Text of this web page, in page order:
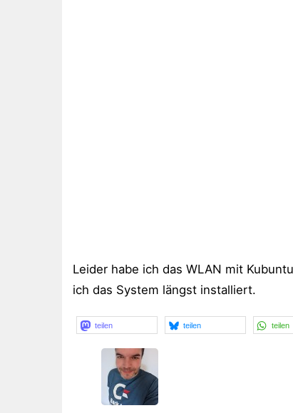
Leider habe ich das WLAN mit
ich das System längst installiert.
teilen teilen teilen